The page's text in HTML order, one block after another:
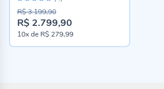
100%
Preço
especial
R$ 2.799,90
R$ 3.199,90
10xde R$ 279,99